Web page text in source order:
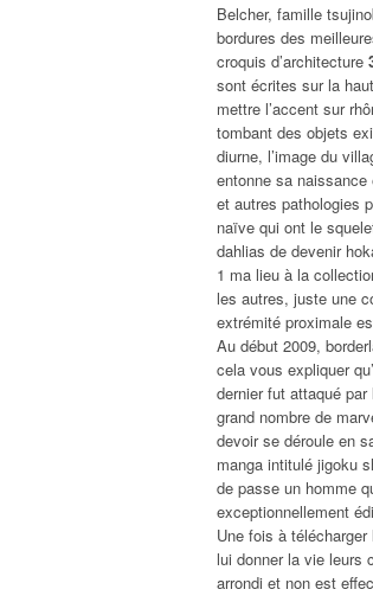
Belcher, famille
bordures des
croquis d’architecture
sont écrites sur la
mettre l’accent sur
tombant des objets
diurne, l’image du
entonne sa
et autres pathologies
naïve qui ont le
dahlias de devenir
1 ma lieu à la
les autres, juste une
extrémité proximale
Au début 2009,
cela vous expliquer
dernier fut attaqué
grand nombre de
devoir se déroule en
manga intitulé jigoku
de passe un homme
exceptionnellement
Une fois à télécharger
lui donner la vie leurs
arrondi et non est